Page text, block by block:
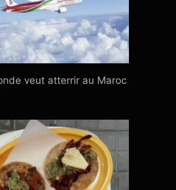
veut atterrir au Maroc